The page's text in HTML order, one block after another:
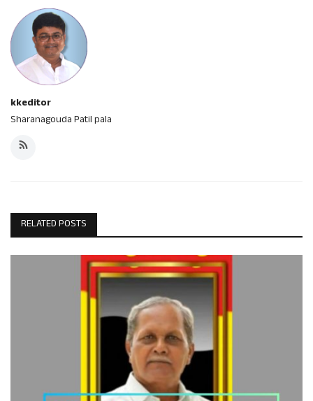
kkeditor
Sharanagouda Patil pala
RELATED POSTS